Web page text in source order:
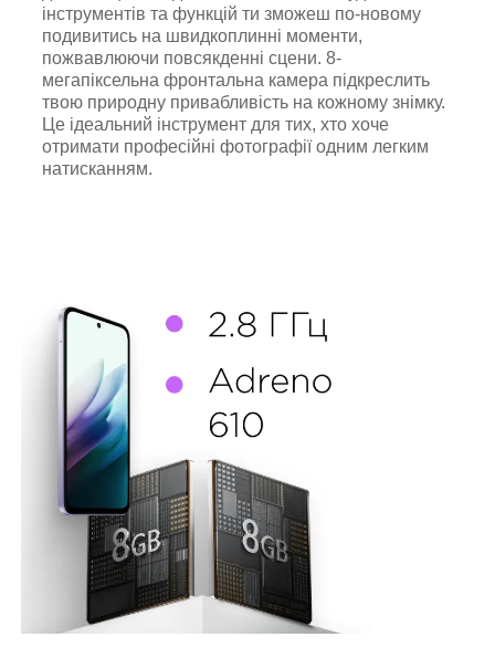
інструментів та функцій ти зможеш по-новому
подивитись на швидкоплинні моменти,
пожвавлюючи повсякденні сцени. 8-
мегапіксельна фронтальна камера підкреслить
твою природну привабливість на кожному знімку.
Це ідеальний інструмент для тих, хто хоче
отримати професійні фотографії одним легким
натисканням.